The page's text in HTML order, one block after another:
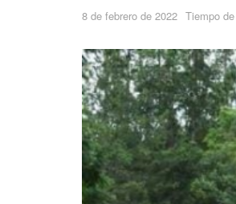
8 de febrero de 2022 Tiempo